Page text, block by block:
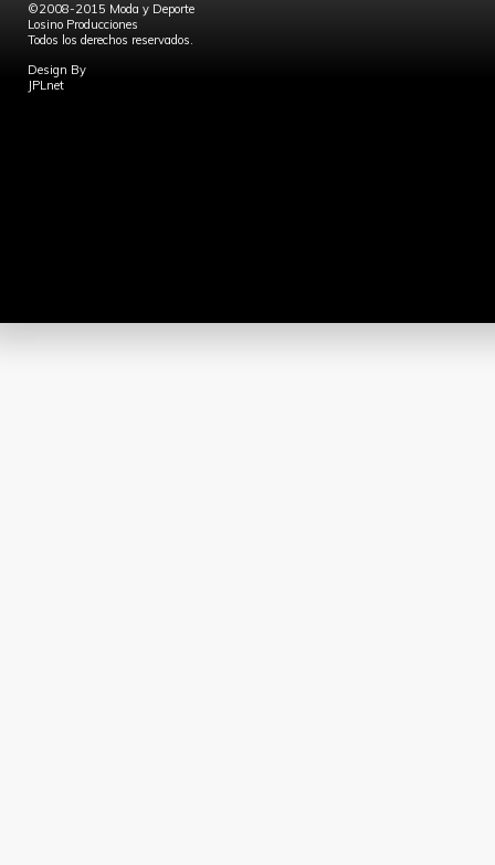
©2008-2015 Moda y Deporte
Losino Producciones
Todos los derechos reservados.
Design By
JPLnet